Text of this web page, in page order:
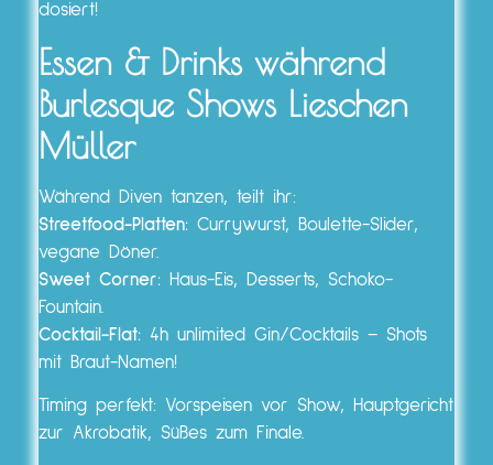
dosiert!
Essen & Drinks während
Burlesque Shows Lieschen
Müller
Während Diven tanzen, teilt ihr:
Streetfood-Platten: Currywurst, Boulette-Slider,
vegane Döner.
Sweet Corner: Haus-Eis, Desserts, Schoko-
Fountain.
Cocktail-Flat: 4h unlimited Gin/Cocktails – Shots
mit Braut-Namen!
Timing perfekt: Vorspeisen vor Show, Hauptgericht
zur Akrobatik, Süßes zum Finale.